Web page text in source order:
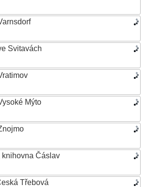
Svitavách
Mýto
knihovna Čáslav
Třebová